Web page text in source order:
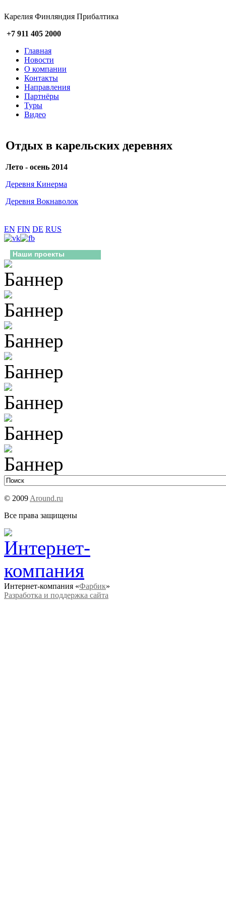
Карелия Финляндия Прибалтика
+7 911 405 2000
Главная
Новости
О компании
Контакты
Направления
Партнёры
Туры
Видео
Отдых в карельских деревнях
Лето - осень 2014
Деревня Кинерма
Деревня Вокнаволок
EN FIN DE RUS
Наши проекты
© 2009 Around.ru
Все права защищены
Интернет-компания «Фарбик»
Разработка и поддержка сайта